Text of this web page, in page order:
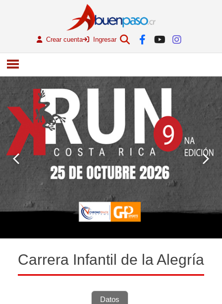
Crear cuenta Ingresar
Carrera Infantil de la Alegría
Datos